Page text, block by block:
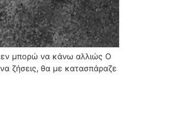
μπορώ να κάνω αλλιώς O
ζήσεις, θα με κατασπάραζε